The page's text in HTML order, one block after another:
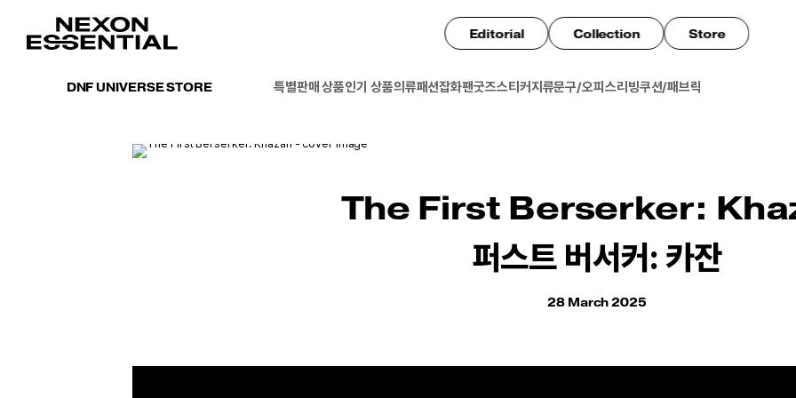
The First Berserker:
퍼스트 버서커: 카잔
28 March 2025
Editorial Collection Store
DNF UNIVERSE STORE 특별판매 상품인기 상품의류패션잡화팬굿즈스티커지류문구/오피스리빙쿠션/패브릭